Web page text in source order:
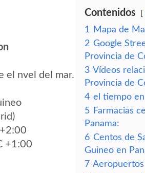
el nvel del mar.
+1:00
Contenidos
1
Mapa de
2 Google
Provincia de
3 Vídeos
Provincia de
4 el tiempo
5 Farmacias
Panama:
6 Centos de
Guineo en
7